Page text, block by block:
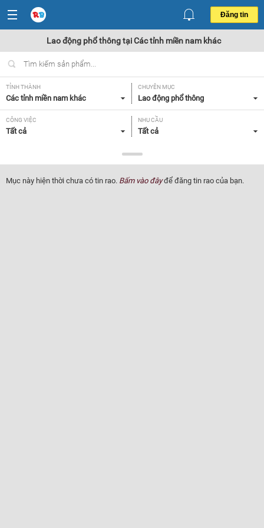
Đăng tin
Lao động phổ thông tại Các tỉnh miền nam khác
TỈNH THÀNH
Các tỉnh miền nam khác
CHUYÊN MỤC
Lao động phổ thông
CÔNG VIỆC
Tất cả
NHU CẦU
Tất cả
Tất cả
Mục này hiện thời chưa có tin rao. Bấm vào đâyđể đăng tin rao của bạn.